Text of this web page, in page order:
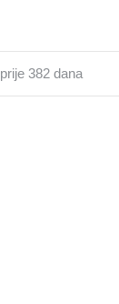
prije 382 dana